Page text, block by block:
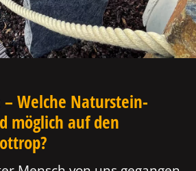
Welche Naturstein-
möglich auf den